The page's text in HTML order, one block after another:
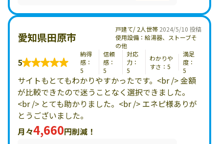
2024/5/10 投稿
愛知県田原市
戸建て/ 2人世帯
使用設備：給湯器、ストーブそ
の他
5
納得
感：
5
信頼
感：
5
対応
力：
5
わかりや
すさ：5
満足
度：
5
サイトもとてもわかりやすかったです。<br /> 金額
が比較できたので迷うことなく選択できました。
<br /> とても助かりました。<br /> エネピ様ありが
とうございました。
月々4,660円削減！